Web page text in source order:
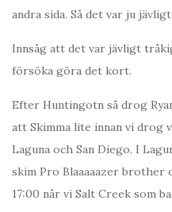
andra sida. Så det var ju
Innsåg att det var jävligt
försöka göra det kort.
Efter Huntingotn så drog
att Skimma lite innan vi drog
Laguna och San Diego. I
skim Pro Blaaaaazer brother
17:00 når vi Salt Creek som